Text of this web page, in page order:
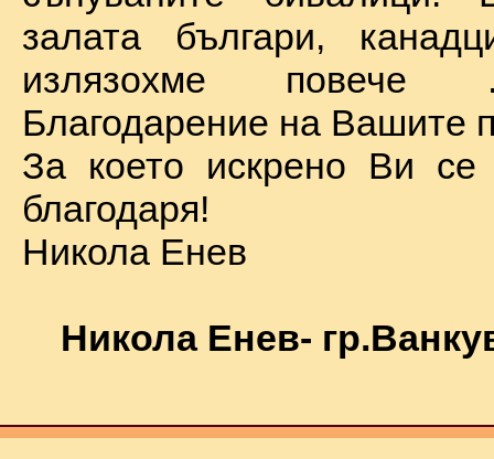
залата българи,
излязохме
Благодарение на Вашите
За което искрено Ви се
благодаря!
Никола Енев
Никола Енев-